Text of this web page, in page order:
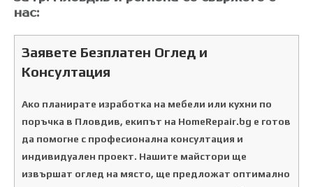
нас:
Заявете Безплатен Оглед и
Консултация
Ако планирате изработка на мебели или кухни по
поръчка в Пловдив, екипът на HomeRepair.bg е готов
да помогне с професионална консултация и
индивидуален проект. Нашите майстори ще
извършат оглед на място, ще предложат оптимално